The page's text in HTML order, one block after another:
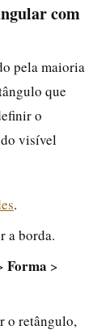
com
pela maioria
que
o
visível
.
a borda.
Forma >
o retângulo,